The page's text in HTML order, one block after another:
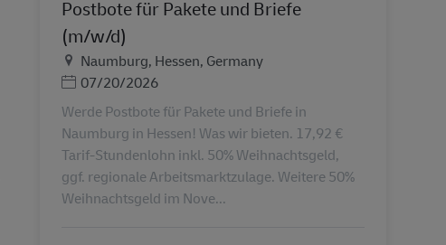
Postbote für Pakete und Briefe
(m/w/d)
Местоположение
Naumburg, Hessen, Germany
Дата публикации
07/20/2026
Werde Postbote für Pakete und Briefe in
Naumburg in Hessen! Was wir bieten. 17,92 €
Tarif-Stundenlohn inkl. 50% Weihnachtsgeld,
ggf. regionale Arbeitsmarktzulage. Weitere 50%
Weihnachtsgeld im Nove...